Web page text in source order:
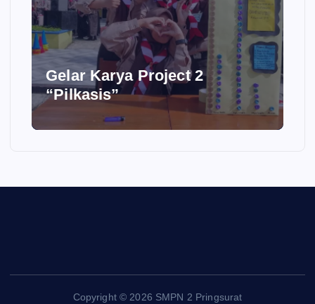
Gelar Karya Project 2
“Pilkasis”
Copyright © 2026 SMPN 2 Pringsurat